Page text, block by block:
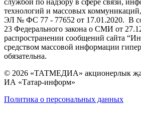
технологий и массовых
ЭЛ № ФС 77 - 77652 от 17.01.2020. В
23 Федерального закона о СМИ от
распространении сообщений сайта
средством массовой информации
обязательна.
© 2026 «ТАТМЕДИА» акционерлык
ИА «Татар-информ»
Политика о персональных данных